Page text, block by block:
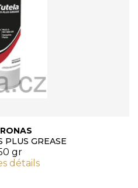
PLUS GREASE
gr
détails